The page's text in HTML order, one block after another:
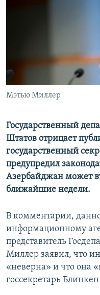
Все сайты Радио
Мэтью Миллер
Государственный
Штатов отрицает
государственный
предупредил
Азербайджан может
ближайшие недели.
В комментарии,
информационному
представитель
Миллер заявил, что
«неверна» и что она
госсекретарь